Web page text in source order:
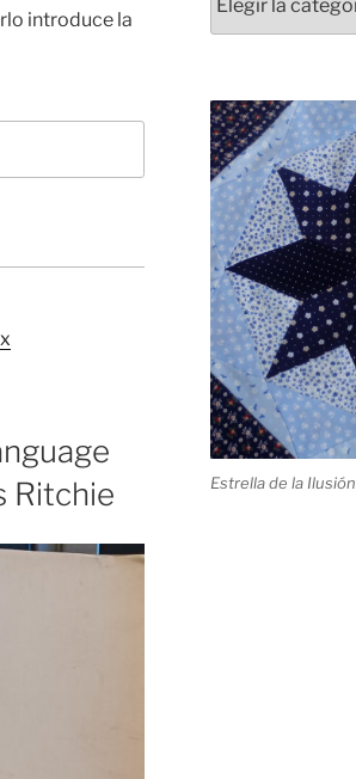
introduce la
Ritchie
de
contenido
Estrella de la Ilusión